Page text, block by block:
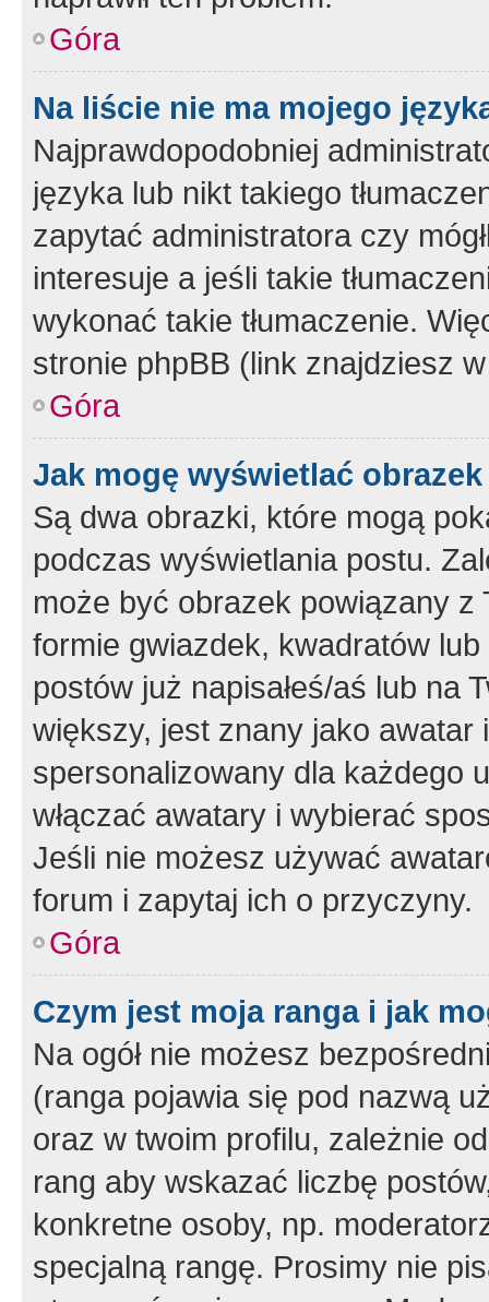
Góra
Na liście nie ma mojego
Najprawdopodobniej
języka lub nikt takiego
zapytać administratora czy
interesuje a jeśli takie
wykonać takie tłumaczenie.
stronie phpBB (link znajdziesz
Góra
Jak mogę wyświetlać
Są dwa obrazki, które mogą
podczas wyświetlania postu.
może być obrazek powiązany z
formie gwiazdek, kwadratów
postów już napisałeś/aś lub na
większy, jest znany jako
spersonalizowany dla każdego
włączać awatary i wybierać
Jeśli nie możesz używać
forum i zapytaj ich o przyczyny.
Góra
Czym jest moja ranga i jak
Na ogół nie możesz
(ranga pojawia się pod nazwą
oraz w twoim profilu, zależnie
rang aby wskazać liczbę
konkretne osoby, np.
specjalną rangę. Prosimy nie